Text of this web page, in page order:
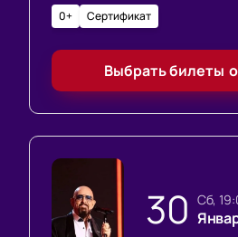
0+ Сертификат
Выбрать билеты
30 сб,